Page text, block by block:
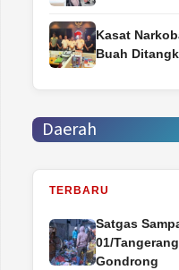
Kasat
Buah
Daerah
TERBARU
Satgas
01/
Gondrong